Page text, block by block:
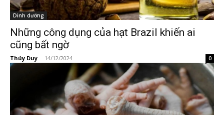
Dinh dưỡng
Những công dụng của hạt Brazil khiến ai
cũng bất ngờ
Thúy Duy - 14/12/2024 0